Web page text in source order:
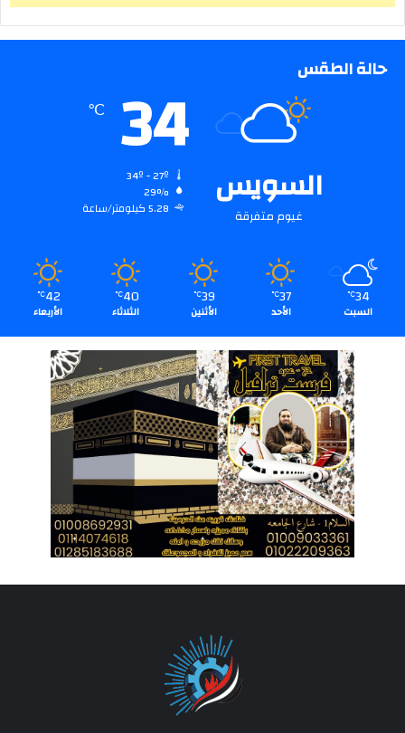
حالة الطقس
السويس
غيوم متفرقة
34
℃
29%
5.28 كيلومتر/ساعة
34
℃
السبت
37
℃
الأحد
39
℃
الأثنين
40
℃
الثلاثاء
42
℃
الأربعاء